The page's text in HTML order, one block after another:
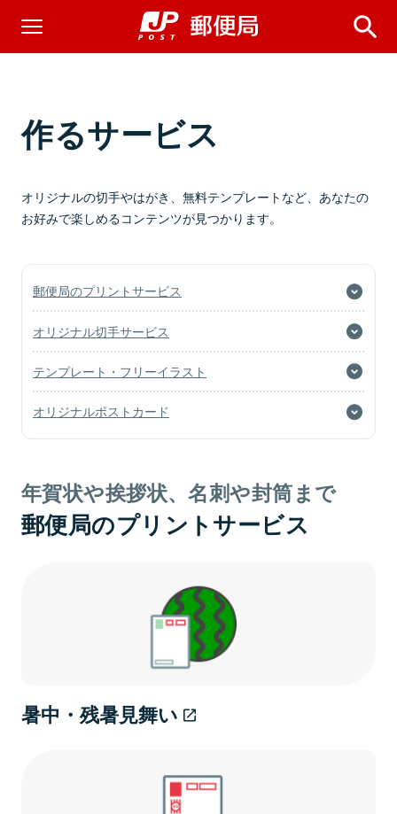
作るサービス
オリジナルの切手やはがき、無料テンプレートなど、あなたの
お好みで楽しめるコンテンツが見つかります。
郵便局のプリントサービス
オリジナル切手サービス
テンプレート・フリーイラスト
オリジナルポストカード
年賀状や挨拶状、名刺や封筒まで
郵便局のプリントサービス
暑中・残暑見舞い